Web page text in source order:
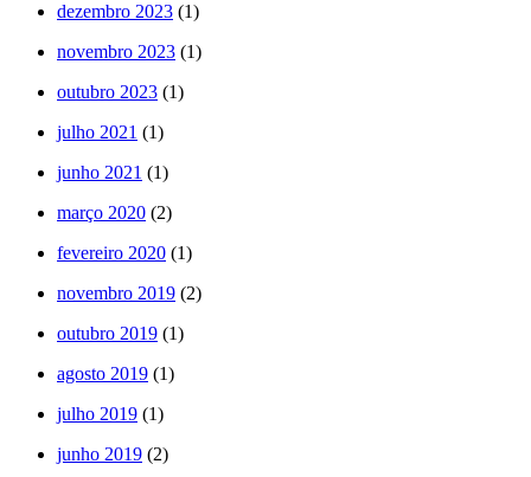
dezembro 2023 (1)
novembro 2023 (1)
outubro 2023 (1)
julho 2021 (1)
junho 2021 (1)
março 2020 (2)
fevereiro 2020 (1)
novembro 2019 (2)
outubro 2019 (1)
agosto 2019 (1)
julho 2019 (1)
junho 2019 (2)